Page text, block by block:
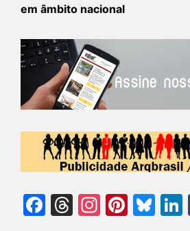
em âmbito nacional
Facebook
Threads